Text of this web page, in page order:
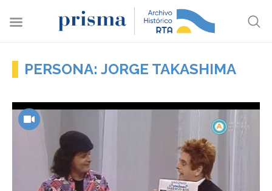
PERSONA: JORGE TAKASHIMA